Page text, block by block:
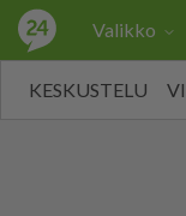
Valikko
KESKUSTELU